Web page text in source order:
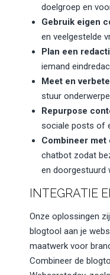
doelgroep en
Gebruik eigen
en veelgestelde
Plan een
iemand
Meet en
stuur
Repurpose
sociale posts of
Combineer met
chatbot zodat
en doorgestuurd
INTEGRATIE
Onze oplossingen
blogtool aan je
maatwerk voor
Combineer de